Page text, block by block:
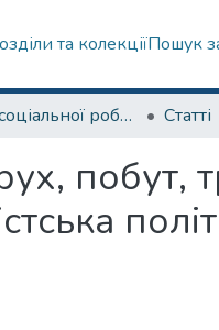
та колекціїПошук
Кафедра соціальної роботи Статті
побут,